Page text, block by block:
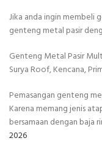
Jika anda ingin membeli
genteng metal pasir
Genteng Metal Pasir
Surya Roof, Kencana,
Pemasangan genteng
Karena memang jenis
bersamaan dengan baja
2026